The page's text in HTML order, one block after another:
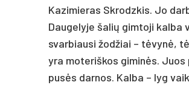
Ka­zi­mie­ras Skrodz­kis. Jo
Dau­ge­ly­je ša­lių gim­to­ji kal­ba
svar­biau­si žod­žiai – tėvynė,
yra mo­te­riš­kos gi­minės.
pusės dar­nos. Kal­ba – lyg